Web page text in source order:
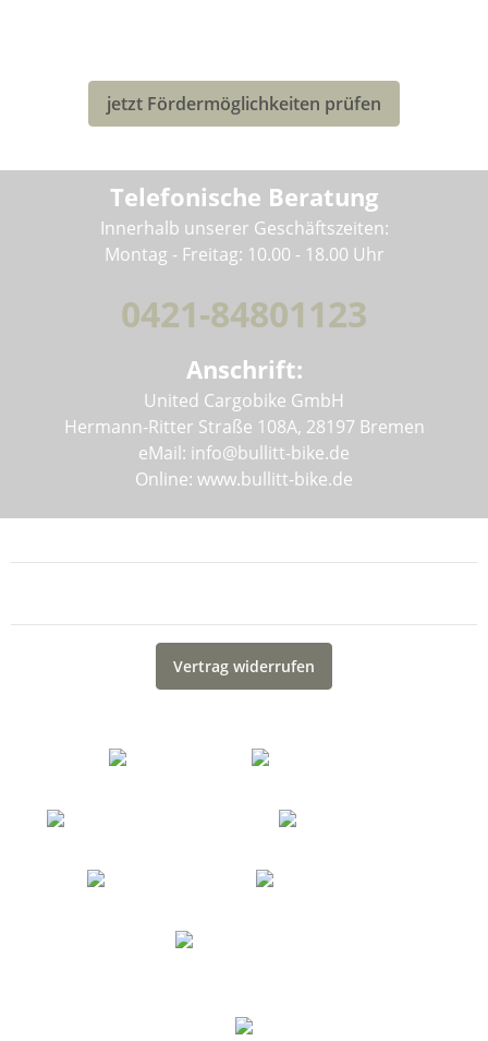
jetzt Fördermöglichkeiten prüfen
Telefonische Beratung
Innerhalb unserer Geschäftszeiten:
Montag - Freitag: 10.00 - 18.00 Uhr
0421-84801123
Anschrift:
United Cargobike GmbH
Hermann-Ritter Straße 108A, 28197 Bremen
eMail: info@bullitt-bike.de
Online: www.bullitt-bike.de
Vertrag widerrufen